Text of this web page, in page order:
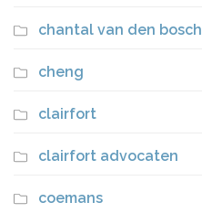
chantal van den bosch
cheng
clairfort
clairfort advocaten
coemans